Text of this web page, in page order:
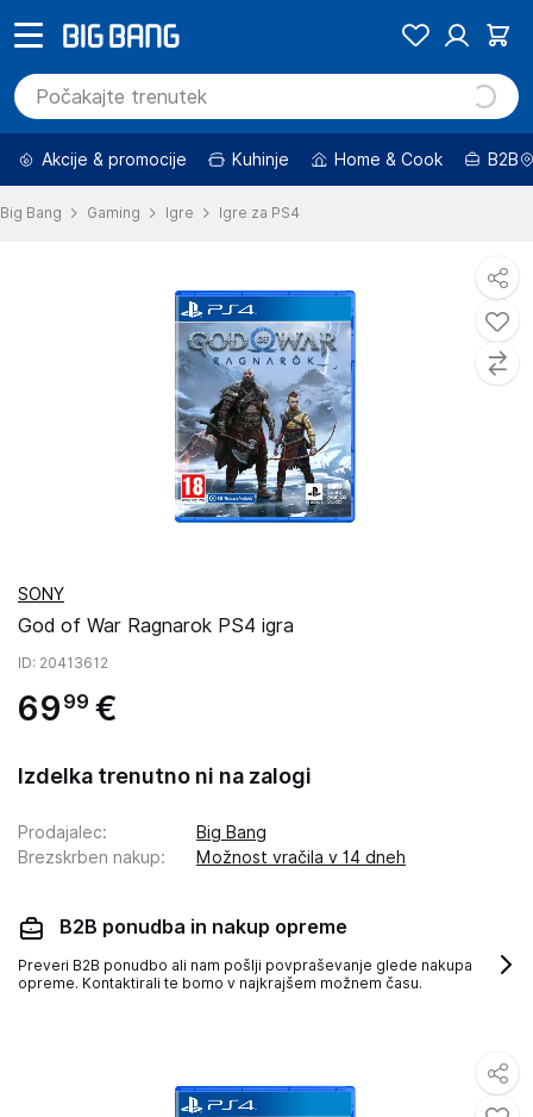
Akcije & promocije Kuhinje Home & Cook B2B
Big Bang Gaming Igre Igre za PS4
SONY
God of War Ragnarok PS4 igra
ID: 20413612
69 99 €
Izdelka trenutno ni na zalogi
Prodajalec:
Big Bang
Brezskrben nakup: Možnost vračila v 14 dneh
B2B ponudba in nakup opreme
Preveri B2B ponudbo ali nam pošlji povpraševanje glede nakupa
opreme. Kontaktirali te bomo v najkrajšem možnem času.